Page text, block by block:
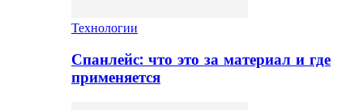
Технологии
Спанлейс: что это за материал и где
применяется